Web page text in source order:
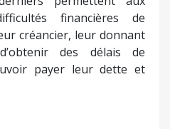
financières de
créancier, leur donnant
des délais de
payer leur dette et